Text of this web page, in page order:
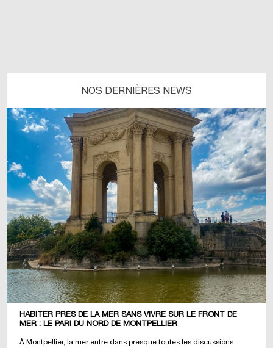
NOS DERNIÈRES NEWS
HABITER PRÈS DE LA MER SANS VIVRE SUR LE FRONT DE
MER : LE PARI DU NORD DE MONTPELLIER
À Montpellier, la mer entre dans presque toutes les discussions